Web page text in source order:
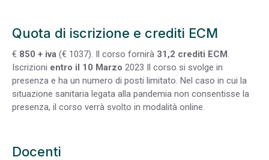
Quota di iscrizione e crediti ECM
€ 850 + iva (€ 1037). Il corso fornirà 31,2 crediti ECM.
Iscrizioni entro il 10 Marzo 2023 Il corso si svolge in
presenza e ha un numero di posti limitato. Nel caso in cui la
situazione sanitaria legata alla pandemia non consentisse la
presenza, il corso verrà svolto in modalità online.
Docenti